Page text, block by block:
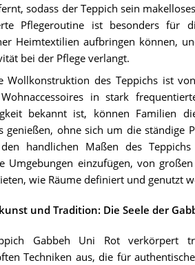
sodass der Teppich sein
Pflegeroutine ist besonders
Heimtextilien aufbringen können,
bei der Pflege verlangt.
Wollkonstruktion des Teppichs ist
in stark
bekannt ist, können Familien
genießen, ohne sich um die ständige
handlichen Maßen des
Umgebungen einzufügen, von
wie Räume definiert und genutzt
und Tradition: Die Seele der
Gabbeh Uni Rot verkörpert
Techniken aus, die für